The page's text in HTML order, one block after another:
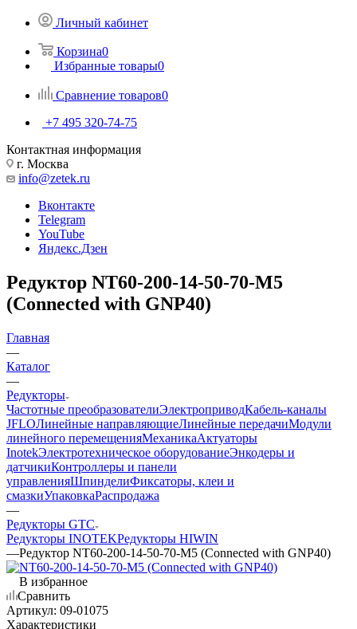
Личный кабинет
Корзина0
Избранные товары0
Сравнение товаров0
+7 495 320-74-75
Контактная информация
г. Москва
info@zetek.ru
Вконтакте
Telegram
YouTube
Яндекс.Дзен
Редуктор NT60-200-14-50-70-M5
(Connected with GNP40)
Главная
—
Каталог
—
Редукторы
Частотные преобразователиЭлектроприводКабель-каналы
JFLOЛинейные направляющиеЛинейные передачиМодули
линейного перемещенияМеханикаАктуаторы
InotekЭлектротехническое оборудованиеЭнкодеры и
датчикиКонтроллеры и панели
управленияШпинделиФиксаторы, клеи и
смазкиУпаковкаРаспродажа
—
Редукторы GTC
Редукторы INOTEKРедукторы HIWIN
—Редуктор NT60-200-14-50-70-M5 (Connected with GNP40)
В избранное
Сравнить
Артикул: 09-01075
Характеристики